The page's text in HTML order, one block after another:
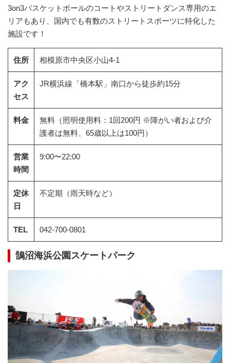
3on3バスケットボールのコートやストリートダンス専用のエ
リアもあり、国内でも有数のストリートスポーツに特化した
施設です！
住所 相模原市中央区小山4-1
アク
セス
JR横浜線「橋本駅」南口から徒歩約15分
料金
無料（照明使用料：1回200円 ※障がい者および介
護者は無料、65歳以上は100円）
営業
時間
9:00〜22:00
定休
日
不定期（雨天時など）
TEL 042-700-0801
鵠沼海浜公園スケートパーク